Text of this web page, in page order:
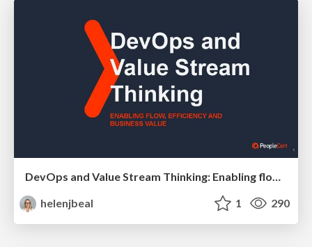
DevOps and Value Stream Thinking: Enabling flow, efficiency and business value
helenjbeal
1 290